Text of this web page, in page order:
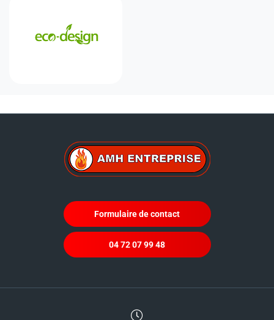
Formulaire de contact
04 72 07 99 48